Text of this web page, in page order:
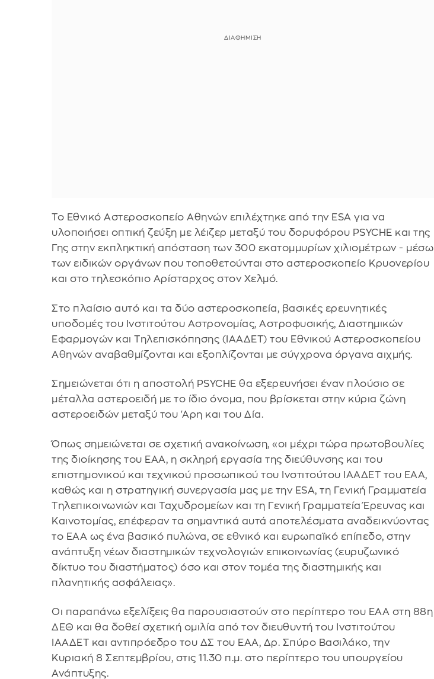
Το Εθνικό Αστεροσκοπείο Αθηνών επιλέχτηκε από την ESA για να
υλοποιήσει οπτική ζεύξη με λέιζερ μεταξύ του δορυφόρου PSYCHE και της
Γης στην εκπληκτική απόσταση των 300 εκατομμυρίων χιλιομέτρων - μέσω
των ειδικών οργάνων που τοποθετούνται στο αστεροσκοπείο Κρυονερίου
και στο τηλεσκόπιο Αρίσταρχος στον Χελμό.
Στο πλαίσιο αυτό και τα δύο αστεροσκοπεία, βασικές ερευνητικές
υποδομές του Ινστιτούτου Αστρονομίας, Αστροφυσικής, Διαστημικών
Εφαρμογών και Τηλεπισκόπησης (ΙΑΑΔΕΤ) του Εθνικού Αστεροσκοπείου
Αθηνών αναβαθμίζονται και εξοπλίζονται με σύγχρονα όργανα αιχμής.
Σημειώνεται ότι η αποστολή PSYCHE θα εξερευνήσει έναν πλούσιο σε
μέταλλα αστεροειδή με το ίδιο όνομα, που βρίσκεται στην κύρια ζώνη
αστεροειδών μεταξύ του 'Αρη και του Δία.
Όπως σημειώνεται σε σχετική ανακοίνωση, «οι μέχρι τώρα πρωτοβουλίες
της διοίκησης του ΕΑΑ, η σκληρή εργασία της διεύθυνσης και του
επιστημονικού και τεχνικού προσωπικού του Ινστιτούτου ΙΑΑΔΕΤ του ΕΑΑ,
καθώς και η στρατηγική συνεργασία μας με την ESA, τη Γενική Γραμματεία
Τηλεπικοινωνιών και Ταχυδρομείων και τη Γενική Γραμματεία Έρευνας και
Καινοτομίας, επέφεραν τα σημαντικά αυτά αποτελέσματα αναδεικνύοντας
το ΕΑΑ ως ένα βασικό πυλώνα, σε εθνικό και ευρωπαϊκό επίπεδο, στην
ανάπτυξη νέων διαστημικών τεχνολογιών επικοινωνίας (ευρυζωνικό
δίκτυο του διαστήματος) όσο και στον τομέα της διαστημικής και
πλανητικής ασφάλειας».
Οι παραπάνω εξελίξεις θα παρουσιαστούν στο περίπτερο του ΕΑΑ στη 88η
ΔΕΘ και θα δοθεί σχετική ομιλία από τον διευθυντή του Ινστιτούτου
ΙΑΑΔΕΤ και αντιπρόεδρο του ΔΣ του ΕΑΑ, Δρ. Σπύρο Βασιλάκο, την
Κυριακή 8 Σεπτεμβρίου, στις 11.30 π.μ. στο περίπτερο του υπουργείου
Ανάπτυξης.